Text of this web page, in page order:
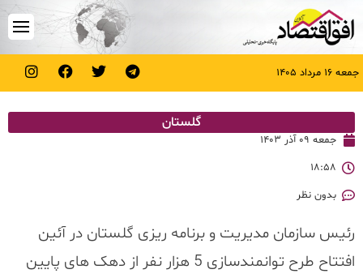
جمعه ۱۶ مرداد ۱۴۰۵
گلستان
جمعه ۰۹ آذر ۱۴۰۳
۱۸:۵۸
بدون نظر
رئیس سازمان مدیریت و برنامه ریزی گلستان در آئین
افتتاح طرح توانمندسازی 5 هزار نفر از دهک های پایین